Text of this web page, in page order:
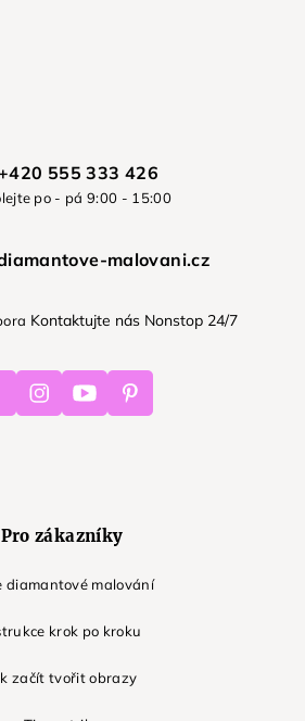
555 333 426
po - pá 9:00 - 15:00
malovani.cz
Kontaktujte nás Nonstop 24/7
FacebookInstagramYoutube Pinterest
Pro zákazníky
diamantové malování
krok po kroku
začít tvořit obrazy